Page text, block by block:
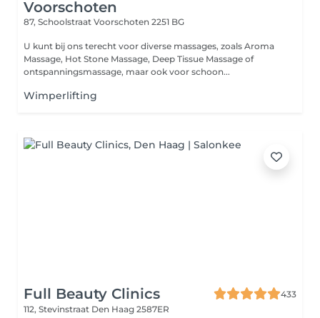
Voorschoten
87, Schoolstraat Voorschoten 2251 BG
U kunt bij ons terecht voor diverse massages, zoals Aroma
Massage, Hot Stone Massage, Deep Tissue Massage of
ontspanningsmassage, maar ook voor schoon...
Wimperlifting
Full Beauty Clinics
433
112, Stevinstraat Den Haag 2587ER